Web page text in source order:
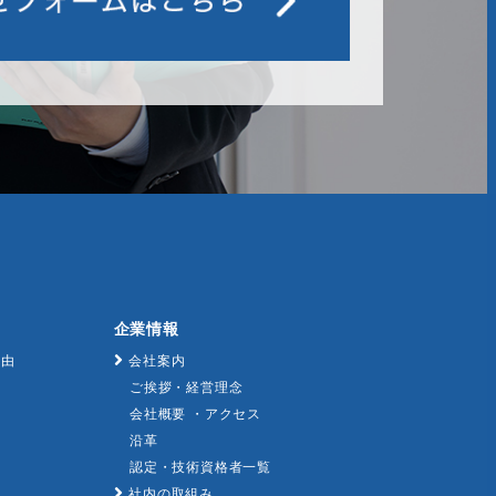
企業情報
会社案内
ご挨拶・経営理念
会社概要 ・アクセス
沿革
認定・技術資格者一覧